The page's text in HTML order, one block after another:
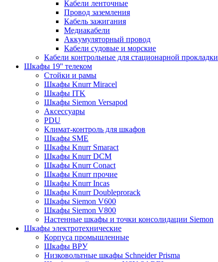
Кабели ленточные
Провод заземления
Кабель зажигания
Медиакабели
Аккумуляторный провод
Кабели судовые и морские
Кабели контрольные для стационарной прокладки
Шкафы 19'' телеком
Стойки и рамы
Шкафы Knurr Miracel
Шкафы ITK
Шкафы Siemon Versapod
Аксессуары
PDU
Климат-контроль для шкафов
Шкафы SME
Шкафы Knurr Smaract
Шкафы Knurr DCM
Шкафы Knurr Conact
Шкафы Knurr прочие
Шкафы Knurr Incas
Шкафы Knurr Doubleprorack
Шкафы Siemon V600
Шкафы Siemon V800
Настенные шкафы и точки консолидации Siemon
Шкафы электротехнические
Корпуса промышленные
Шкафы ВРУ
Низковольтные шкафы Schneider Prisma